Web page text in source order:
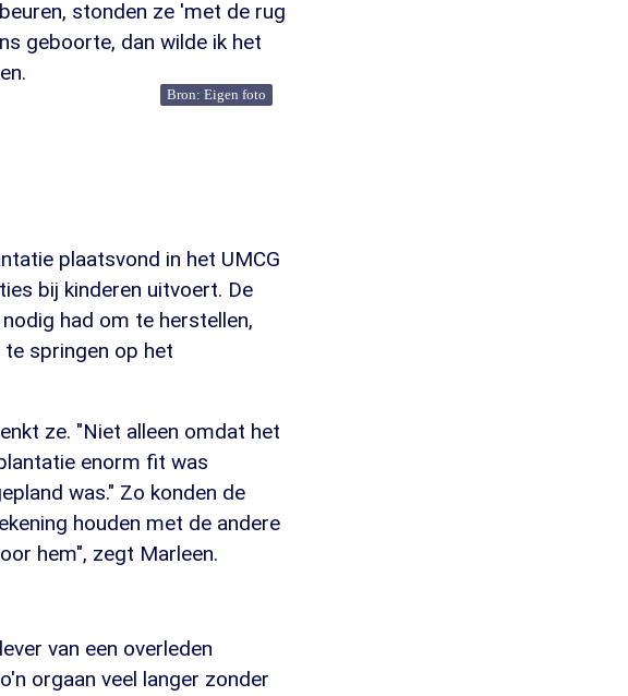
stonden ze 'met de rug
geboorte, dan wilde ik het
Bron: Eigen foto
plaatsvond in het UMCG
bij kinderen uitvoert. De
had om te herstellen,
te springen op het
ze. "Niet alleen omdat het
enorm fit was
was." Zo konden de
houden met de andere
hem", zegt Marleen.
van een overleden
orgaan veel langer zonder